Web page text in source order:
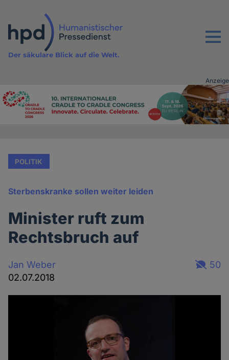
Inhalt
Menu
Der säkulare Blick auf die Welt.
Advertising
Anzeige
POLITIK
Sterbenskranke sollen weiter leiden
Minister ruft zum
Rechtsbruch auf
Jan Weber
02.07.2018
50